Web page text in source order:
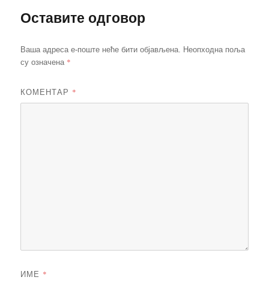
Оставите одговор
Ваша адреса е-поште неће бити објављена. Неопходна поља
су означена *
КОМЕНТАР *
ИМЕ *